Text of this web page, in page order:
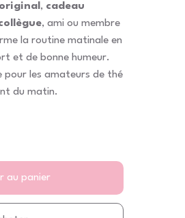
, cadeau
, ami ou membre
la routine matinale en
et de bonne humeur.
les amateurs de thé
du matin.
au panier